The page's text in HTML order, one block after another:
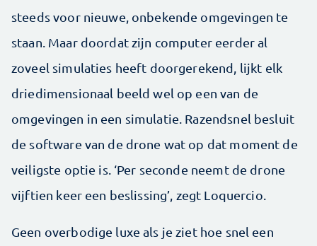
steeds voor nieuwe, onbekende omgevingen te
staan. Maar doordat zijn computer eerder al
zoveel simulaties heeft doorgerekend, lijkt elk
driedimensionaal beeld wel op een van de
omgevingen in een simulatie. Razendsnel besluit
de software van de drone wat op dat moment de
veiligste optie is. ‘Per seconde neemt de drone
vijftien keer een beslissing’, zegt Loquercio.
Geen overbodige luxe als je ziet hoe snel een